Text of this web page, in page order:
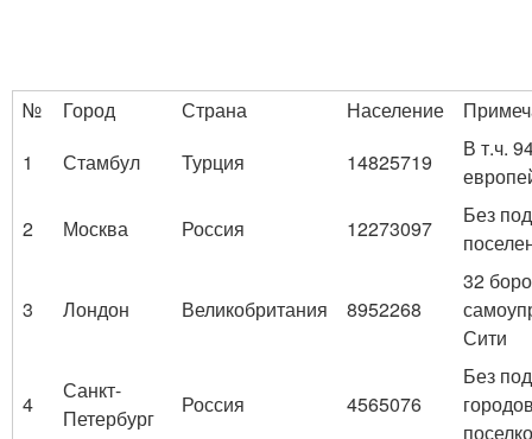
№ Город Страна Население
1
Стамбул Турция 14825719
В т.ч.
2
Москва Россия 12273097
Без
3 Лондон Великобритания 8952268
32
Сити
4
Санкт-
Петербург
Россия 4565076
Без